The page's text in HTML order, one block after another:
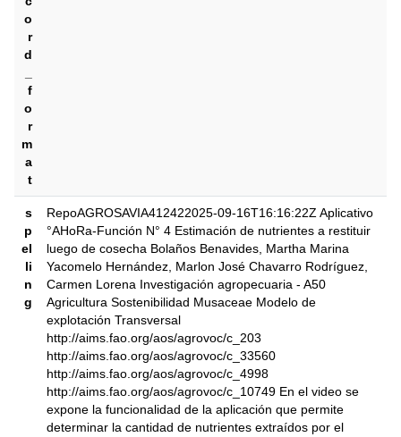
o
r
d
f
o
r
m
a
t
s
p
el
li
n
g
RepoAGROSAVIA412422025-09-16T16:16:22Z Aplicativo
°AHoRa-Función N° 4 Estimación de nutrientes a restituir
luego de cosecha Bolaños Benavides, Martha Marina
Yacomelo Hernández, Marlon José Chavarro Rodríguez,
Carmen Lorena Investigación agropecuaria - A50
Agricultura Sostenibilidad Musaceae Modelo de
explotación Transversal
http://aims.fao.org/aos/agrovoc/c_203
http://aims.fao.org/aos/agrovoc/c_33560
http://aims.fao.org/aos/agrovoc/c_4998
http://aims.fao.org/aos/agrovoc/c_10749 En el video se
expone la funcionalidad de la aplicación que permite
determinar la cantidad de nutrientes extraídos por el